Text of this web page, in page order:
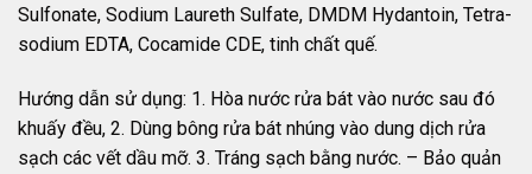
Sulfonate, Sodium Laureth Sulfate, DMDM Hydantoin, Tetra-
sodium EDTA, Cocamide CDE, tinh chất quế.
Hướng dẫn sử dụng: 1. Hòa nước rửa bát vào nước sau đó
khuấy đều, 2. Dùng bông rửa bát nhúng vào dung dịch rửa
sạch các vết dầu mỡ. 3. Tráng sạch bằng nước. – Bảo quản